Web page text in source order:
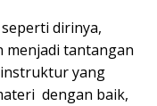
dirinya,
menjadi tantangan
yang
dengan baik,